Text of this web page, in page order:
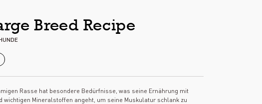
Breed Recipe
Rasse hat besondere Bedürfnisse, was seine Ernährung mit
wichtigen Mineralstoffen angeht, um seine Muskulatur schlank zu